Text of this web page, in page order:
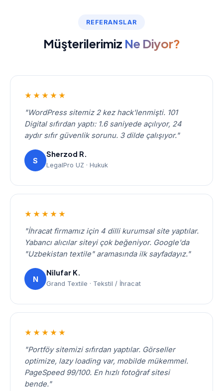
REFERANSLAR
Müşterilerimiz Ne Diyor?
★★★★★
"WordPress sitemiz 2 kez hack'lenmişti. 101
Digital sıfırdan yaptı: 1.6 saniyede açılıyor, 24
aydır sıfır güvenlik sorunu. 3 dilde çalışıyor."
S
Sherzod R.
LegalPro UZ · Hukuk
★★★★★
"İhracat firmamız için 4 dilli kurumsal site yaptılar.
Yabancı alıcılar siteyi çok beğeniyor. Google'da
"Uzbekistan textile" aramasında ilk sayfadayız."
N
Nilufar K.
Grand Textile · Tekstil / İhracat
★★★★★
"Portföy sitemizi sıfırdan yaptılar. Görseller
optimize, lazy loading var, mobilde mükemmel.
PageSpeed 99/100. En hızlı fotoğraf sitesi
bende."